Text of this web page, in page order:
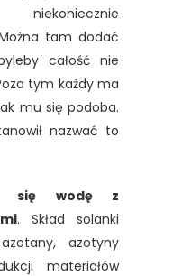
niekoniecznie
tam dodać
całość nie
tym każdy ma
mu się podoba.
nazwać to
się wodę z
. Skład solanki
azotyny
materiałów